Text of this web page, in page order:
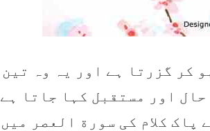
کر گزرتا ہے اور یہ وہ تین
اور مستقبل کہا جاتا ہے
پاک کلام کی سورة العصر میں